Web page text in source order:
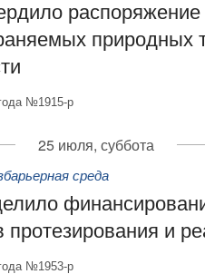
природных
№1915-р
25 июля, суббота
среда
протезирования и
№1953-р